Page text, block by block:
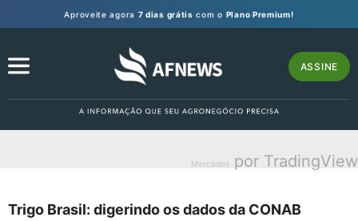
Aproveite agora 7 dias grátis com o Plano Premium!
ASSINE
Mercados por TradingView
Trigo Brasil: digerindo os dados da CONAB